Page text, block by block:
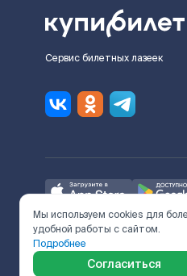
Сервис билетных лазеек
Ж/Д билеты
с Поставщиком услуг и
включает сервисный сбор.
Мы используем cookies для
удобной работы с сайтом.
Подробнее
Согласиться